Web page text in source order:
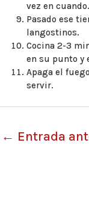
vez en cuando.
Pasado ese
langostinos.
Cocina 2-3
en su punto y
Apaga el
servir.
← Entrada